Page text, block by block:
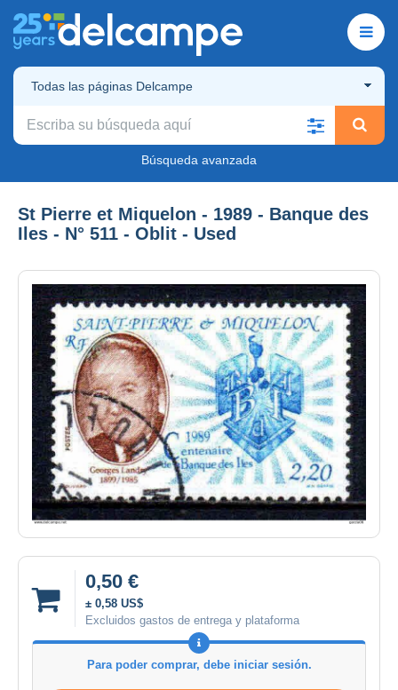
Todas las páginas Delcampe
Búsqueda avanzada
St Pierre et Miquelon - 1989 - Banque des
Iles - N° 511 - Oblit - Used
0,50 €
± 0,58 US$
Excluidos gastos de entrega y plataforma
Para poder comprar, debe iniciar sesión.